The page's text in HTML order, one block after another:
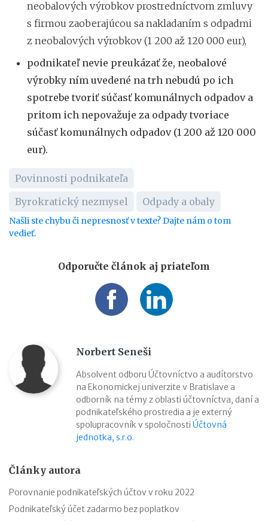
neobalových výrobkov prostredníctvom zmluvy
s firmou zaoberajúcou sa nakladaním s odpadmi
z neobalových výrobkov (1 200 až 120 000 eur),
podnikateľ nevie preukázať že, neobalové
výrobky ním uvedené na trh nebudú po ich
spotrebe tvoriť súčasť komunálnych odpadov a
pritom ich nepovažuje za odpady tvoriace
súčasť komunálnych odpadov (1 200 až 120 000
eur).
Povinnosti podnikateľa
Byrokratický nezmysel
Odpady a obaly
Našli ste chybu či nepresnosť v texte? Dajte nám o tom
vedieť.
Odporučte článok aj priateľom
Norbert Seneši
Absolvent odboru Účtovníctvo a audítorstvo
na Ekonomickej univerzite v Bratislave a
odborník na témy z oblasti účtovníctva, daní a
podnikateľského prostredia a je externý
spolupracovník v spoločnosti Účtovná
jednotka, s.r.o.
Články autora
Porovnanie podnikateľských účtov v roku 2022
Podnikateľský účet zadarmo bez poplatkov